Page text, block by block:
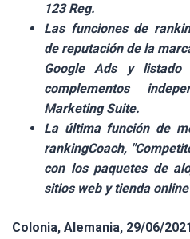
123 Reg.
Las funciones de
de reputación de la
Google Ads y listado
complementos
Marketing Suite.
La última función de
rankingCoach,
con los paquetes de
sitios web y tienda
Colonia, Alemania, 29/06/2021